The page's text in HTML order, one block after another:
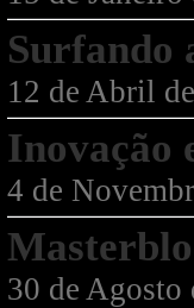
Surfando
12 de Abril
Inovação
4 de
30 de Agosto